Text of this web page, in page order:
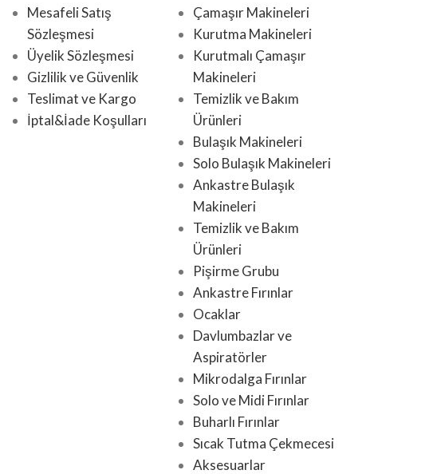
Mesafeli Satış
Sözleşmesi
Üyelik Sözleşmesi
Gizlilik ve Güvenlik
Teslimat ve Kargo
İptal&İade Koşulları
Çamaşır Makineleri
Kurutma Makineleri
Kurutmalı Çamaşır
Makineleri
Temizlik ve Bakım
Ürünleri
Bulaşık Makineleri
Solo Bulaşık Makineleri
Ankastre Bulaşık
Makineleri
Temizlik ve Bakım
Ürünleri
Pişirme Grubu
Ankastre Fırınlar
Ocaklar
Davlumbazlar ve
Aspiratörler
Mikrodalga Fırınlar
Solo ve Midi Fırınlar
Buharlı Fırınlar
Sıcak Tutma Çekmecesi
Aksesuarlar